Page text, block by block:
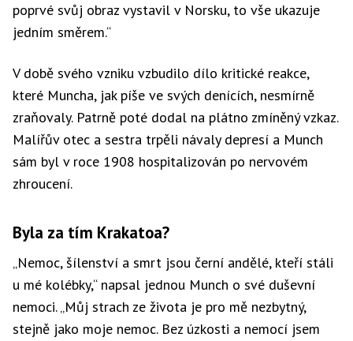
poprvé svůj obraz vystavil v Norsku, to vše ukazuje
jedním směrem.“
V době svého vzniku vzbudilo dílo kritické reakce,
které Muncha, jak píše ve svých denících, nesmírně
zraňovaly. Patrně poté dodal na plátno zmíněný vzkaz.
Malířův otec a sestra trpěli návaly depresí a Munch
sám byl v roce 1908 hospitalizován po nervovém
zhroucení.
Byla za tím Krakatoa?
„Nemoc, šílenství a smrt jsou černí andělé, kteří stáli
u mé kolébky,“ napsal jednou Munch o své duševní
nemoci. „Můj strach ze života je pro mě nezbytný,
stejně jako moje nemoc. Bez úzkosti a nemocí jsem